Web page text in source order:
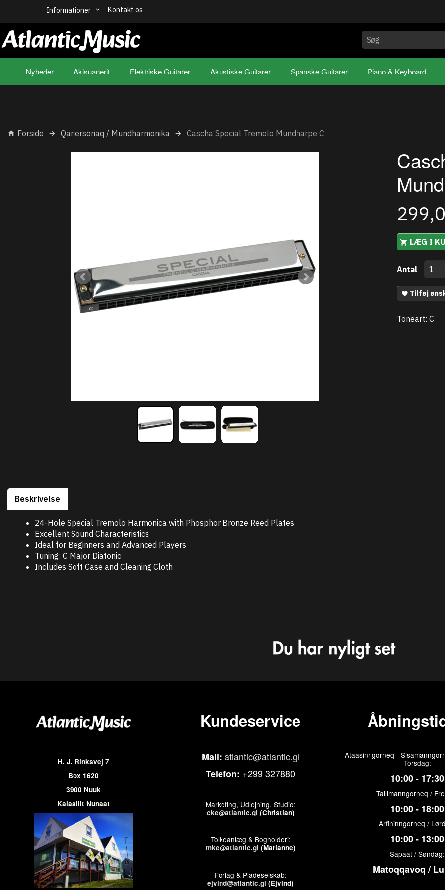
Informationer Kontakt os
Nyheder Akisuanerit Elektriske Guitarer Akustiske Guitarer Spanske Guitarer Piano & Keyboard
Forside Qanersoriaq / Mundharmonika Cascha Special Tremolo Mundharpe C
LÆG I
Antal
Tilføj
Toneart: C
Beskrivelse
24-Hole Special Tremolo Harmonica with Phosphor Bronze Reed Plates
Excellent Sound Characteristics
Ideal for Beginners and Advanced Players
Tuning: C Major Diatonic
Includes Soft Case and Cleaning Cloth
H. J. Rinksvej 7
Box 1620
3900 Nuuk
Kalaallit Nunaat
Kundeservice
Mail: atlantic@atlantic.gl
Telefon: +299 327880
Marketing, Udlejning, Studio:
cke@atlantic.gl (Christian)
Tolkeanlæg & Bogholderi:
mke@atlantic.gl (Marianne)
Forlag & Pladeselskab:
ejvind@atlantic.gl (Ejvind)
Ataasinngorneq -
Torsdag:
10:00 - 17:30
Tallimanngorneq /
10:00 - 18:00
Arfininngorneq /
10:00 - 13:00
Sapaat / Søndag:
Matoqqavoq /